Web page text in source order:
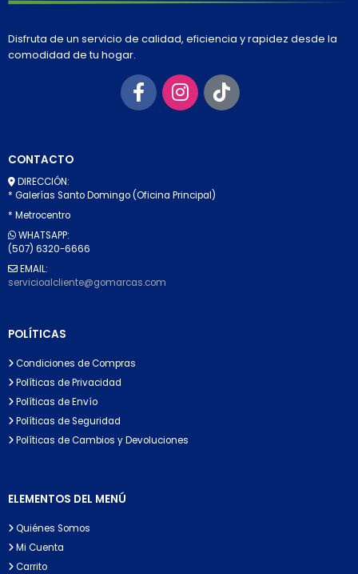
Disfruta de un servicio de calidad, eficiencia y rapidez desde la
comodidad de tu hogar.
CONTACTO
DIRECCIÓN:
* Galerías Santo Domingo (Oficina Principal)
* Metrocentro
WHATSAPP:
(507) 6320-6666
EMAIL:
servicioalcliente@gomarcas.com
POLÍTICAS
Condiciones de Compras
Políticas de Privacidad
Políticas de Envío
Políticas de Seguridad
Políticas de Cambios y Devoluciones
ELEMENTOS DEL MENÚ
Quiénes Somos
Mi Cuenta
Carrito